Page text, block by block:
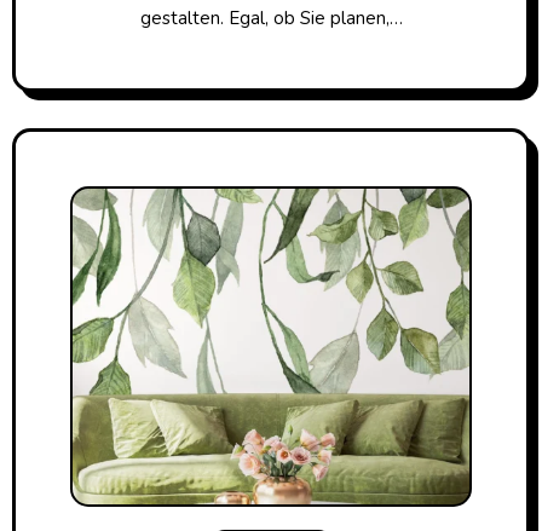
gestalten. Egal, ob Sie planen,…